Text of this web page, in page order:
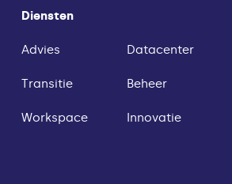
Diensten
Advies
Transitie
Workspace
Datacenter
Beheer
Innovatie